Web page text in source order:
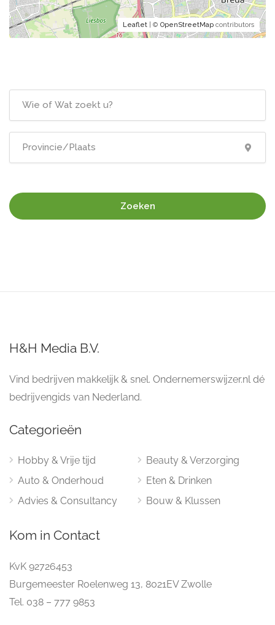
Leaflet | © OpenStreetMap contributors
Zoeken
H&H Media B.V.
Vind bedrijven makkelijk & snel. Ondernemerswijzer.nl dé
bedrijvengids van Nederland.
Categorieën
Hobby & Vrije tijd
Auto & Onderhoud
Advies & Consultancy
Beauty & Verzorging
Eten & Drinken
Bouw & Klussen
Kom in Contact
KvK 92726453
Burgemeester Roelenweg 13, 8021EV Zwolle
Tel. 038 – 777 9853